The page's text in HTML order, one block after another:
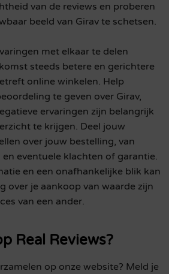
van de reviews en proberen
beeld van Girav te schetsen.
met elkaar te delen
steeds betere en gerichtere
online winkelen. Help
te geven over Girav,
ervaringen zijn belangrijk
te krijgen. Deel jouw
over jouw bestelling, van
eventuele klachten of garantie.
en een onafhankelijke blik kan
over je aankoop van waarde zijn
van een ander.
Real Reviews?
op onze website? Meld je